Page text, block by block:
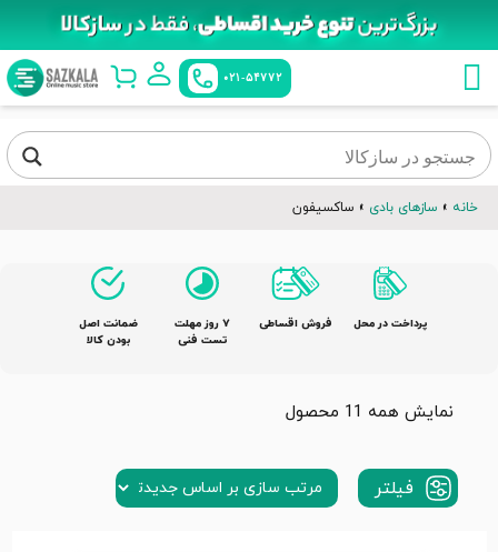
021-54772
خانه » سازهای بادی » ساکسیفون
پرداخت در محل فروش اقساطی
٧ روز مهلت
تست فنی
ضمانت اصل
بودن کالا
نمایش همه 11 محصول
فیلتر